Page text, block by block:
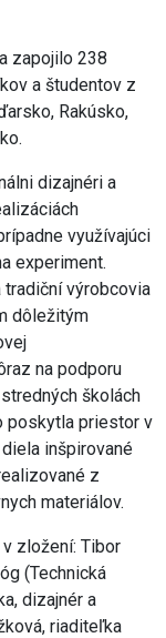
zapojilo 238
a študentov z
Rakúsko,
dizajnéri a
využívajúci
experiment.
výrobcovia
dôležitým
na podporu
školách
poskytla priestor v
inšpirované
z
materiálov.
zložení: Tibor
(Technická
dizajnér a
riaditeľka